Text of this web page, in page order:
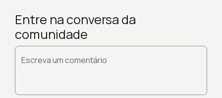
Entre na conversa da
comunidade
Escreva um comentário